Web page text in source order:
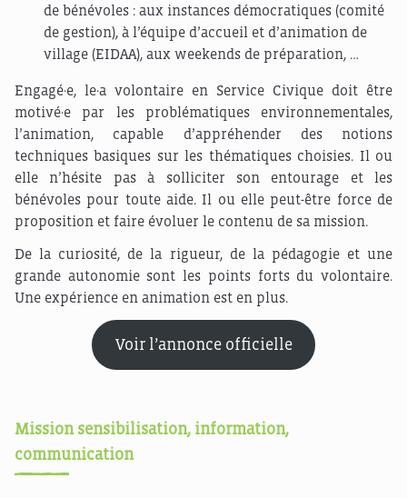
de bénévoles : aux instances démocratiques (comité
de gestion), à l’équipe d’accueil et d’animation de
village (EIDAA), aux weekends de préparation, …
Engagé·e, le·a volontaire en Service Civique doit être
motivé·e par les problématiques environnementales,
l’animation, capable d’appréhender des notions
techniques basiques sur les thématiques choisies. Il ou
elle n’hésite pas à solliciter son entourage et les
bénévoles pour toute aide. Il ou elle peut-être force de
proposition et faire évoluer le contenu de sa mission.
De la curiosité, de la rigueur, de la pédagogie et une
grande autonomie sont les points forts du volontaire.
Une expérience en animation est en plus.
Voir l’annonce officielle
Mission sensibilisation, information,
communication